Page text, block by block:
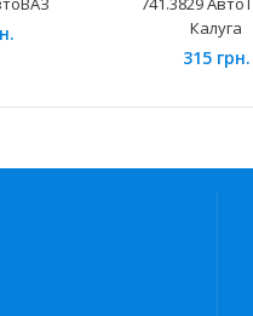
Калуга
315 грн.